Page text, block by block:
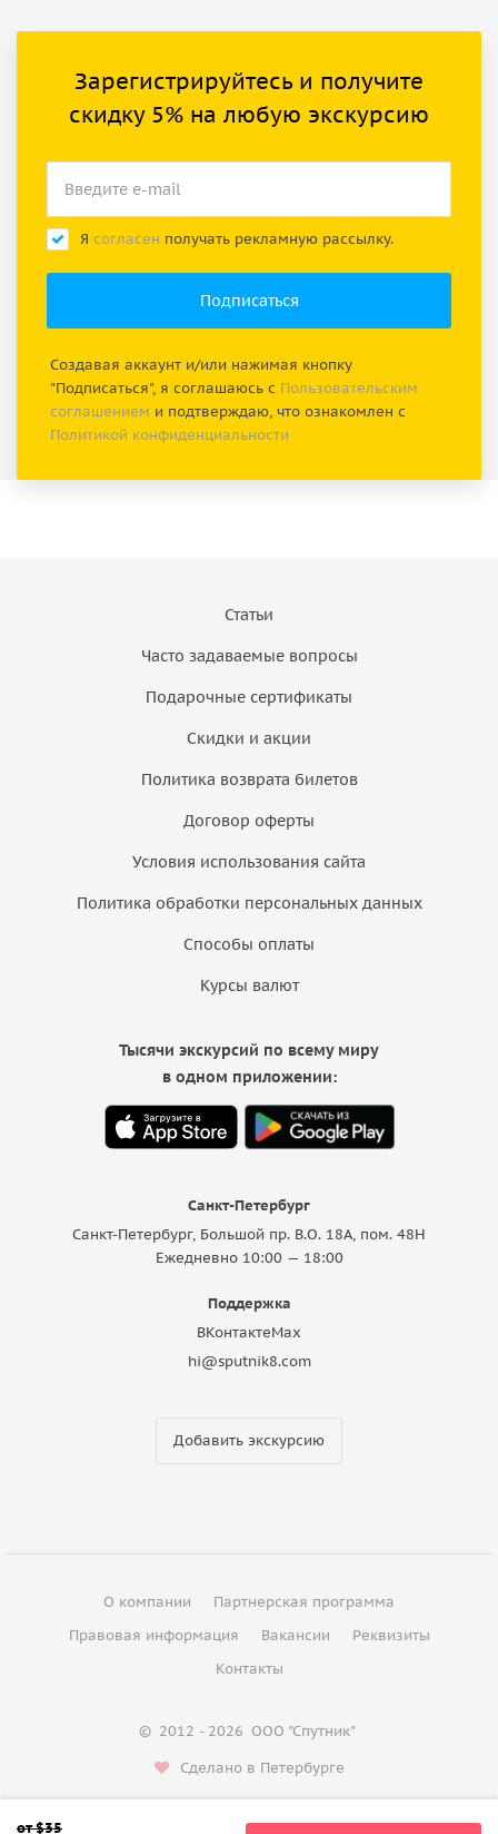
Зарегистрируйтесь и получите
скидку 5% на любую экскурсию
Я согласен получать рекламную рассылку.
Создавая аккаунт и/или нажимая кнопку
"Подписаться", я соглашаюсь с Пользовательским
соглашением и подтверждаю, что ознакомлен с
Политикой конфиденциальности
Статьи
Часто задаваемые вопросы
Подарочные сертификаты
Скидки и акции
Политика возврата билетов
Договор оферты
Условия использования сайта
Политика обработки персональных данных
Способы оплаты
Курсы валют
Санкт-Петербург
Санкт-Петербург, Большой пр. В.О. 18A, пом. 48Н
Ежедневно 10:00 — 18:00
Поддержка
ВКонтактеMax
hi@sputnik8.com
Добавить экскурсию
Тысячи экскурсий по всему миру
в одном приложении:
О компании
Партнерская программа
Правовая информация
Вакансии
Реквизиты
Контакты
© 2012 - 2026 ООО "Спутник"
Сделано в Петербурге